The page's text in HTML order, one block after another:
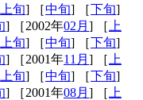
上旬] ［中旬] ［下旬]
] ［2002年02月 ] ［ 上
上旬] ［中旬] ［下旬]
] ［2001年11月 ] ［ 上
上旬] ［中旬] ［下旬]
] ［2001年08月 ] ［ 上